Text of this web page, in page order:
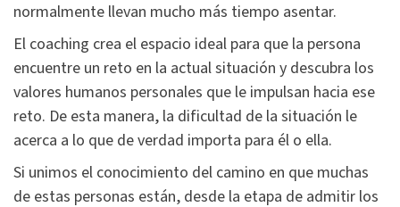
normalmente llevan mucho más tiempo asentar.
El coaching crea el espacio ideal para que la persona
encuentre un reto en la actual situación y descubra los
valores humanos personales que le impulsan hacia ese
reto. De esta manera, la dificultad de la situación le
acerca a lo que de verdad importa para él o ella.
Si unimos el conocimiento del camino en que muchas
de estas personas están, desde la etapa de admitir los